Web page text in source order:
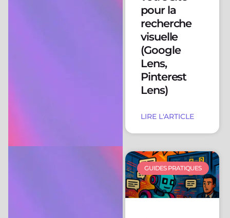
pour la
recherche
visuelle
(Google
Lens,
Pinterest
Lens)
LIRE L'ARTICLE
GUIDES PRATIQUES